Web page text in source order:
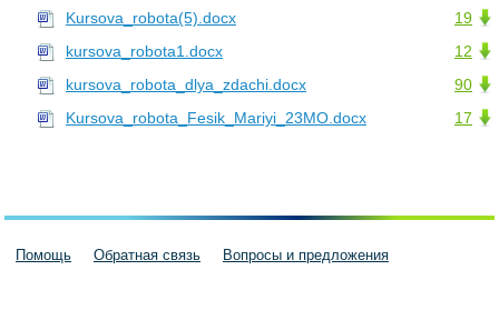
19
Kursova_robota(5).docx
12
kursova_robota1.docx
90
kursova_robota_dlya_zdachi.docx
17
Kursova_robota_Fesik_Mariyi_23MO.docx
Помощь Обратная связь Вопросы и предложения